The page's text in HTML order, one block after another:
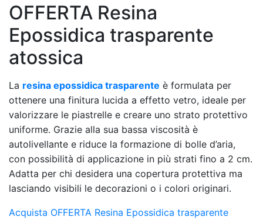
OFFERTA Resina
Epossidica trasparente
atossica
La resina epossidica trasparente è formulata per
ottenere una finitura lucida a effetto vetro, ideale per
valorizzare le piastrelle e creare uno strato protettivo
uniforme. Grazie alla sua bassa viscosità è
autolivellante e riduce la formazione di bolle d’aria,
con possibilità di applicazione in più strati fino a 2 cm.
Adatta per chi desidera una copertura protettiva ma
lasciando visibili le decorazioni o i colori originari.
Acquista OFFERTA Resina Epossidica trasparente